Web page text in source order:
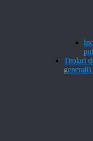
Titolari
generali)